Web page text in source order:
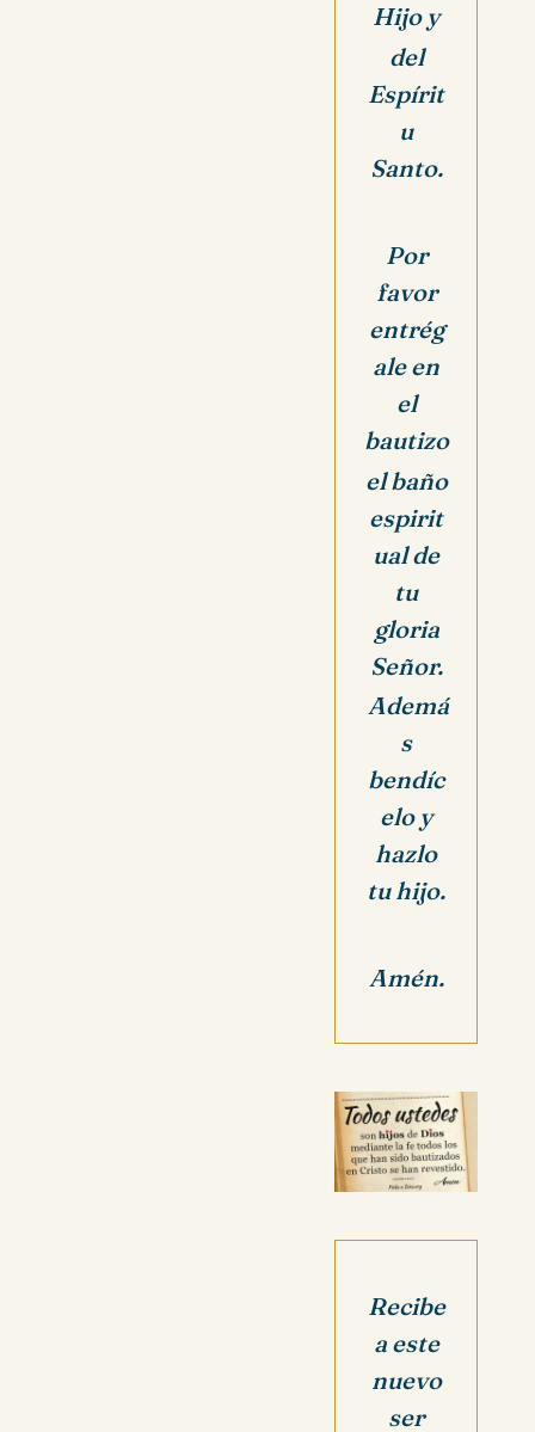
Hijo y
del
Espírit
u
Santo.
Por
favor
entrég
ale en
el
bautizo
el baño
espirit
ual de
tu
gloria
Señor.
Ademá
s
bendíc
elo y
hazlo
tu hijo.
Amén.
Recibe
a este
nuevo
ser